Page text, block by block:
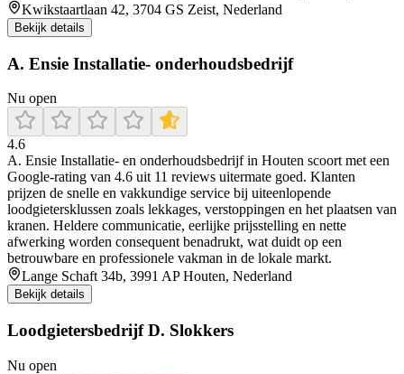
Kwikstaartlaan 42, 3704 GS Zeist, Nederland
Bekijk details
A. Ensie Installatie- onderhoudsbedrijf
Nu open
4.6
A. Ensie Installatie- en onderhoudsbedrijf in Houten scoort met een
Google-rating van 4.6 uit 11 reviews uitermate goed. Klanten
prijzen de snelle en vakkundige service bij uiteenlopende
loodgietersklussen zoals lekkages, verstoppingen en het plaatsen van
kranen. Heldere communicatie, eerlijke prijsstelling en nette
afwerking worden consequent benadrukt, wat duidt op een
betrouwbare en professionele vakman in de lokale markt.
Lange Schaft 34b, 3991 AP Houten, Nederland
Bekijk details
Loodgietersbedrijf D. Slokkers
Nu open